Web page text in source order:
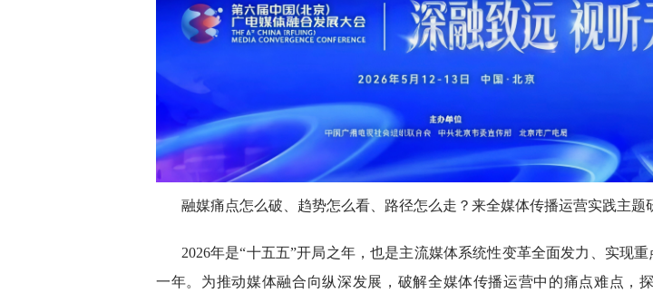
融媒痛点怎么破、趋势怎么看、路径怎么走？来全媒体传播运营实践主题
2026年是“十五五”开局之年，也是主流媒体系统性变革全面发力、实现
一年。为推动媒体融合向纵深发展，破解全媒体传播运营中的痛点难点，